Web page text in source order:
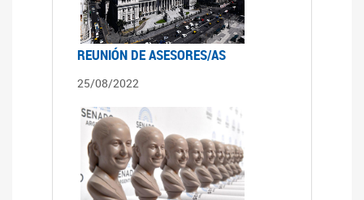
REUNIÓN DE ASESORES/AS
25/08/2022